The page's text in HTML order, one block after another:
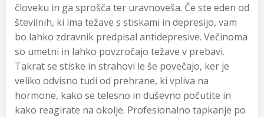
človeku in ga sprošča ter uravnoveša. Če ste eden od
številnih, ki ima težave s stiskami in depresijo, vam
bo lahko zdravnik predpisal antidepresive. Večinoma
so umetni in lahko povzročajo težave v prebavi.
Takrat se stiske in strahovi le še povečajo, ker je
veliko odvisno tudi od prehrane, ki vpliva na
hormone, kako se telesno in duševno počutite in
kako reagirate na okolje. Profesionalno tapkanje po